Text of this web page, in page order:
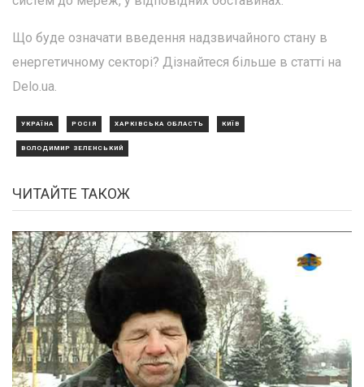
Що буде означати введення надзвичайного стану в
енергетичному секторі? Дізнайтеся більше в статті на
Delo.ua.
УКРАЇНА РОСІЯ ХАРКІВСЬКА ОБЛАСТЬ КИЇВ
ВОЛОДИМИР ЗЕЛЕНСЬКИЙ
ЧИТАЙТЕ ТАКОЖ